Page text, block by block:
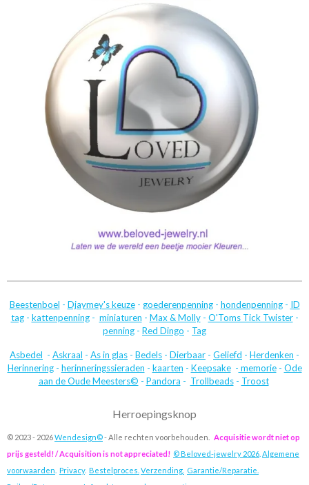
Beestenboel - Djaymey's keuze- goederenpenning- hondenpenning- ID
tag- kattenpenning- miniaturen - Max & Molly- O'Toms Tick Twister-
penning - Red Dingo - Tag
Asbedel - Askraal - As in glas - Bedels - Dierbaar - Geliefd - Herdenken -
Herinnering- herinneringssieraden - kaarten - Keepsake- memorie- Ode
aan de Oude Meesters© - Pandora - Trollbeads- Troost
Herroepingsknop
© 2023 - 2026Wendesign©- Alle rechten voorbehouden.
Acquisitie wordt niet op
prijs gesteld! / Acquisition is not appreciated! © Beloved-jewelry 2026 Algemene
voorwaarden Privacy. Bestelproces. Verzending. Garantie/Reparatie.